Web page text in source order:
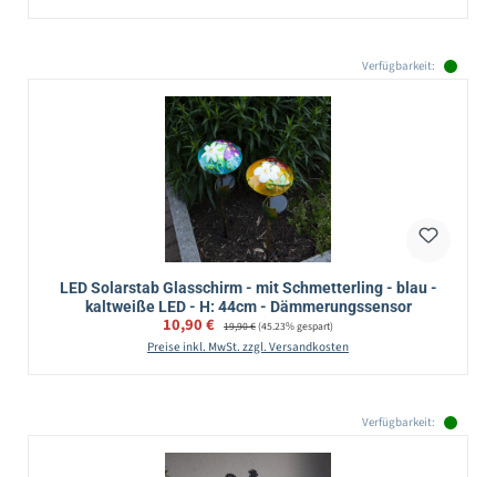
Verfügbarkeit:
LED Solarstab Glasschirm - mit Schmetterling - blau -
kaltweiße LED - H: 44cm - Dämmerungssensor
Verkaufspreis:
10,90 € Regulärer Preis:
19,90 €(45.23% gespart)
Preise inkl. MwSt. zzgl. Versandkosten
Verfügbarkeit: